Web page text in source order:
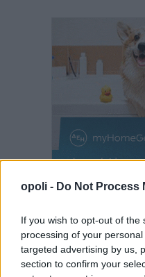
opoli - Do Not Process
If you wish to opt-out of
processing of your
targeted advertising by us,
section to confirm your